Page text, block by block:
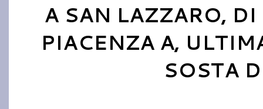
A SAN LAZZARO,
PIACENZA A,
SOSTA